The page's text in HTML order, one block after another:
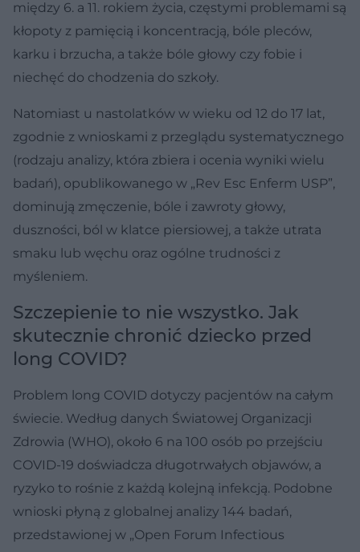
między 6. a 11. rokiem życia, częstymi problemami są
kłopoty z pamięcią i koncentracją, bóle pleców,
karku i brzucha, a także bóle głowy czy fobie i
niechęć do chodzenia do szkoły.
Natomiast u nastolatków w wieku od 12 do 17 lat,
zgodnie z wnioskami z przeglądu systematycznego
(rodzaju analizy, która zbiera i ocenia wyniki wielu
badań), opublikowanego w „Rev Esc Enferm USP”,
dominują zmęczenie, bóle i zawroty głowy,
duszności, ból w klatce piersiowej, a także utrata
smaku lub węchu oraz ogólne trudności z
myśleniem.
Szczepienie to nie wszystko. Jak
skutecznie chronić dziecko przed
long COVID?
Problem long COVID dotyczy pacjentów na całym
świecie. Według danych Światowej Organizacji
Zdrowia (WHO), około 6 na 100 osób po przejściu
COVID-19 doświadcza długotrwałych objawów, a
ryzyko to rośnie z każdą kolejną infekcją. Podobne
wnioski płyną z globalnej analizy 144 badań,
przedstawionej w „Open Forum Infectious